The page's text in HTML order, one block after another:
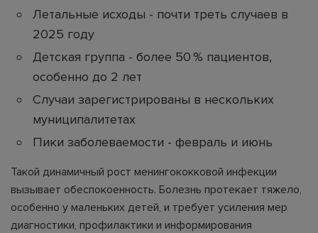
Летальные исходы - почти треть случаев в
2025 году
Детская группа - более 50 % пациентов,
особенно до 2 лет
Случаи зарегистрированы в нескольких
муниципалитетах
Пики заболеваемости - февраль и июнь
Такой динамичный рост менингококковой инфекции
вызывает обеспокоенность. Болезнь протекает тяжело,
особенно у маленьких детей, и требует усиления мер
диагностики, профилактики и информирования